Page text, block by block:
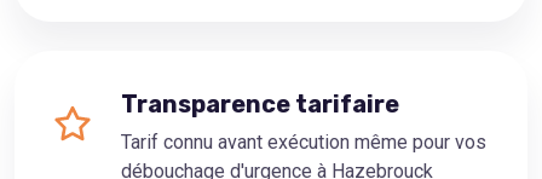
Transparence tarifaire
Tarif connu avant exécution même pour vos
débouchage d'urgence à Hazebrouck